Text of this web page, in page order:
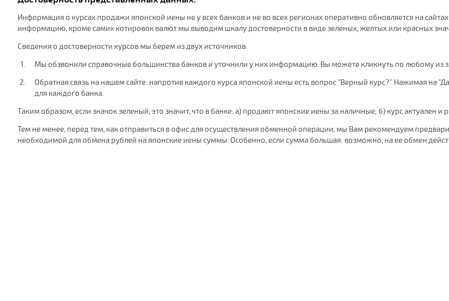
Информация о курсах продажи японской иены не у всех банков и не во всех регионах оперативно обновляется на
информацию, кроме самих котировок валют мы выводим шкалу достоверности в виде зеленых, желтых или красных
Сведения о достоверности курсов мы берем из двух источников:
Мы обзвонили справочные большинства банков и уточнили у них информацию. Вы можете кликнуть по любому
Обратная связь на нашем сайте: напротив каждого курса японской иены есть вопрос "Верный курс?". Нажимая на
для каждого банка.
Таким образом, если значок зеленый, это значит, что в банке: а) продают японские иены за наличные; б) курс актуален и
Тем не менее, перед тем, как отправиться в офис для осуществления обменной операции, мы Вам рекомендуем
необходимой для обмена рублей на японские иены суммы. Особенно, если сумма большая: возможно, на ее обмен